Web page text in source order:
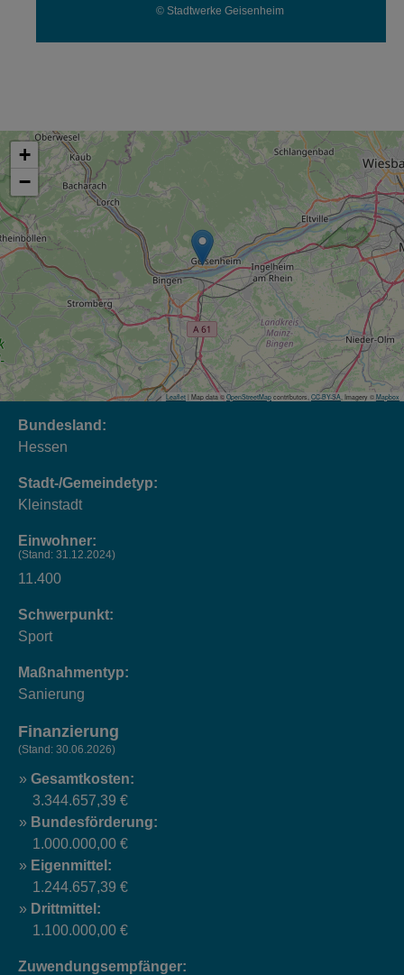
© Stadtwerke Geisenheim
+
−
Leaflet | Map data © OpenStreetMap contributors, CC-BY-SA, Imagery © Mapbox
Bundesland:
Hessen
Stadt-/Gemeindetyp:
Kleinstadt
Einwohner:
(Stand: 31.12.2024)
11.400
Schwerpunkt:
Sport
Maßnahmentyp:
Sanierung
Finanzierung
(Stand: 30.06.2026)
Gesamtkosten:
3.344.657,39 €
Bundesförderung:
1.000.000,00 €
Eigenmittel:
1.244.657,39 €
Drittmittel:
1.100.000,00 €
Zuwendungsempfänger: